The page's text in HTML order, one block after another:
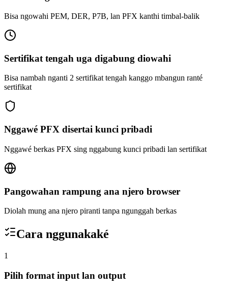
Bisa ngowahi PEM, DER, P7B, lan PFX kanthi timbal-balik
Sertifikat tengah uga digabung diowahi
Bisa nambah nganti 2 sertifikat tengah kanggo mbangun ranté
sertifikat
Nggawé PFX disertai kunci pribadi
Nggawé berkas PFX sing nggabung kunci pribadi lan sertifikat
Pangowahan rampung ana njero browser
Diolah mung ana njero piranti tanpa ngunggah berkas
Cara nggunakaké
1
Pilih format input lan output